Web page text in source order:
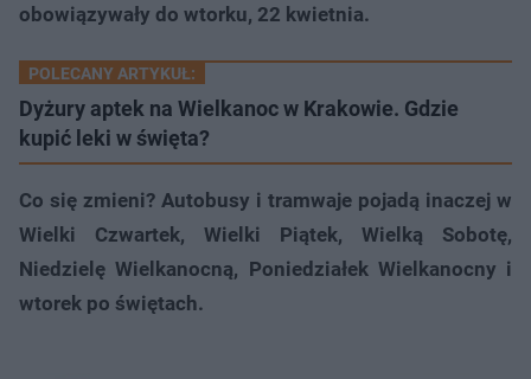
obowiązywały do wtorku, 22 kwietnia.
POLECANY ARTYKUŁ:
Dyżury aptek na Wielkanoc w Krakowie. Gdzie
kupić leki w święta?
Co się zmieni? Autobusy i tramwaje pojadą inaczej w
Wielki Czwartek, Wielki Piątek, Wielką Sobotę,
Niedzielę Wielkanocną, Poniedziałek Wielkanocny i
wtorek po świętach.